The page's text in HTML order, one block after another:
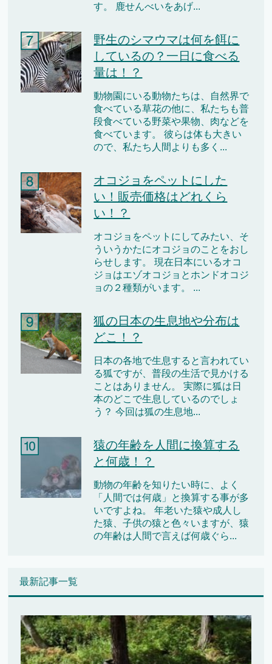
す。 鹿せんべいをあげ...
野生のシマウマは何を餌に
しているの？一日に食べる
量は！？
動物園にいる動物たちは、自然界で
食べている草花の他に、私たちも普
段食べている野菜や果物、肉などを
食べています。 彼らは体も大きい
ので、私たち人間よりも多く...
オコジョをペットにした
い！販売価格はどれくら
い！？
オコジョをペットにしてみたい、そ
ういうかたにオコジョのことをおし
らせします。 現在日本にいるオコ
ジョはエゾオコジョとホンドオコジ
ョの２種類がいます。 ...
狐の日本の生息地や分布は
どこ！？
日本の各地で生息すると言われてい
る狐ですが、普段の生活で見かける
ことはありません。 実際に狐は日
本のどこで生息しているのでしょ
う？ 今回は狐の生息地...
猿の年齢を人間に換算する
と何歳！？
動物の年齢を知りたい時に、よく
「人間では何歳」と換算する事が多
いですよね。 年老いた猿や成人し
た猿、子供の猿と色々いますが、猿
の年齢は人間で言えば何歳ぐら...
最新記事一覧